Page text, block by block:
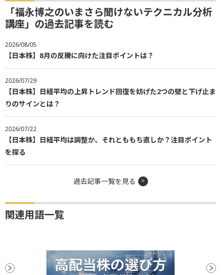
「福永博之のいまさら聞けないテクニカル分析
講座」の過去記事を読む
2026/08/05
【日本株】8月の反騰に向けた注目ポイントは？
2026/07/29
【日本株】日経平均の上昇トレンド回復を妨げた2つの壁と下げ止ま
りのサインとは？
2026/07/22
【日本株】日経平均は調整か、それとももち直しか？注目ポイント
を探る
過去記事一覧を見る
関連用語一覧